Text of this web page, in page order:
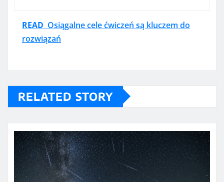
READ Osiągalne cele ćwiczeń są kluczem do
rozwiązań
RELATED STORY